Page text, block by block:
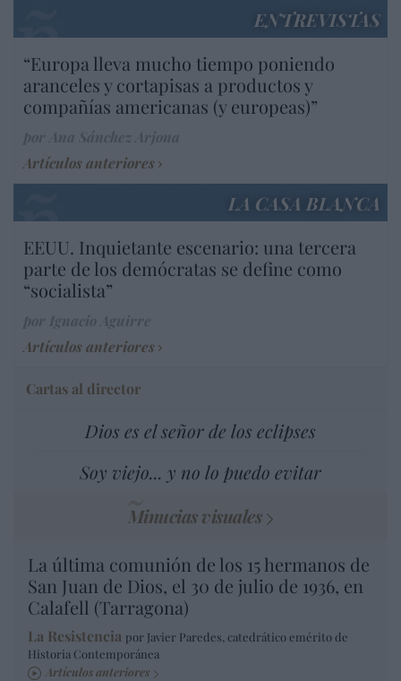
ENTREVISTAS
“Europa lleva mucho tiempo poniendo
aranceles y cortapisas a productos y
compañías americanas (y europeas)”
Artículos anteriores
LA CASA BLANCA
EEUU. Inquietante escenario: una tercera
parte de los demócratas se define como
“socialista”
Artículos anteriores
Cartas al director
Dios es el señor de los eclipses
Soy viejo... y no lo puedo evitar
Minucias visuales
La última comunión de los 15 hermanos de
San Juan de Dios, el 30 de julio de 1936, en
Calafell (Tarragona)
La Resistencia por Javier Paredes, catedrático emérito de
Historia Contemporánea
Artículos anteriores